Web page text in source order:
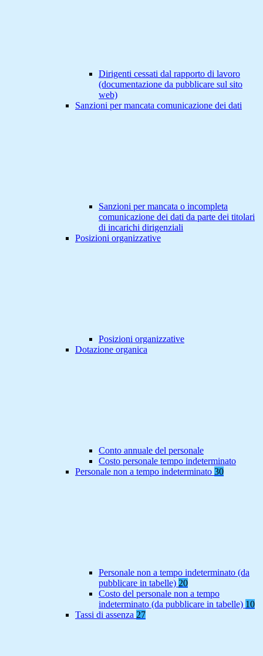
Dirigenti cessati dal rapporto di lavoro
(documentazione da pubblicare sul sito
web)
Sanzioni per mancata comunicazione dei dati
Sanzioni per mancata o incompleta
comunicazione dei dati da parte dei titolari
di incarichi dirigenziali
Posizioni organizzative
Posizioni organizzative
Dotazione organica
Conto annuale del personale
Costo personale tempo indeterminato
Personale non a tempo indeterminato 30
Personale non a tempo indeterminato (da
pubblicare in tabelle) 20
Costo del personale non a tempo
indeterminato (da pubblicare in tabelle) 10
Tassi di assenza 27